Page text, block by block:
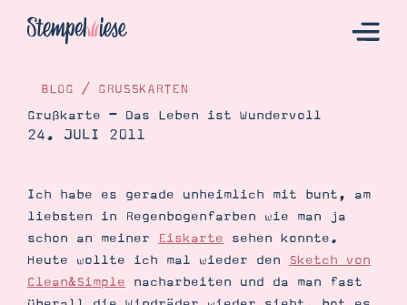
Katalog
Bestellen
Kontakt
BLOG / GRUSSKARTEN
Grußkarte – Das Leben ist Wundervoll
24. JULI 2011
Ich habe es gerade unheimlich mit bunt, am
liebsten in Regenbogenfarben wie man ja
schon an meiner Eiskarte sehen konnte.
Heute wollte ich mal wieder den Sketch von
Clean&Simple nacharbeiten und da man fast